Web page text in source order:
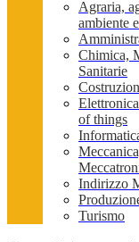
Agraria,
ambiente
Chimica,
Sanitarie
of things
Indirizzo
Turismo